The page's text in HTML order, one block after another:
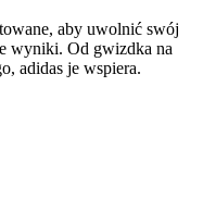
aby uwolnić swój
wyniki. Od gwizdka na
adidas je wspiera.